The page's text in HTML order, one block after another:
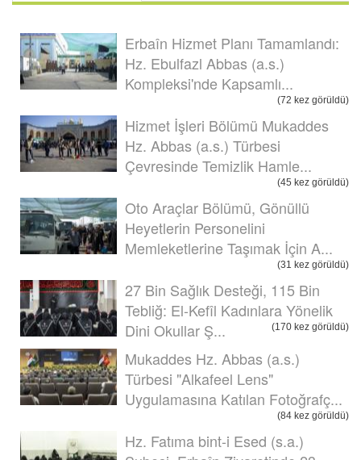
Erbaîn Hizmet Planı Tamamlandı:
Hz. Ebulfazl Abbas (a.s.)
Kompleksi'nde Kapsamlı...
(72 kez görüldü)
Hizmet İşleri Bölümü Mukaddes
Hz. Abbas (a.s.) Türbesi
Çevresinde Temizlik Hamle...
(45 kez görüldü)
Oto Araçlar Bölümü, Gönüllü
Heyetlerin Personelini
Memleketlerine Taşımak İçin A...
(31 kez görüldü)
27 Bin Sağlık Desteği, 115 Bin
Tebliğ: El-Kefîl Kadınlara Yönelik
Dini Okullar Ş...
(170 kez görüldü)
Mukaddes Hz. Abbas (a.s.)
Türbesi "Alkafeel Lens"
Uygulamasına Katılan Fotoğrafç...
(84 kez görüldü)
Hz. Fatıma bint-i Esed (s.a.)